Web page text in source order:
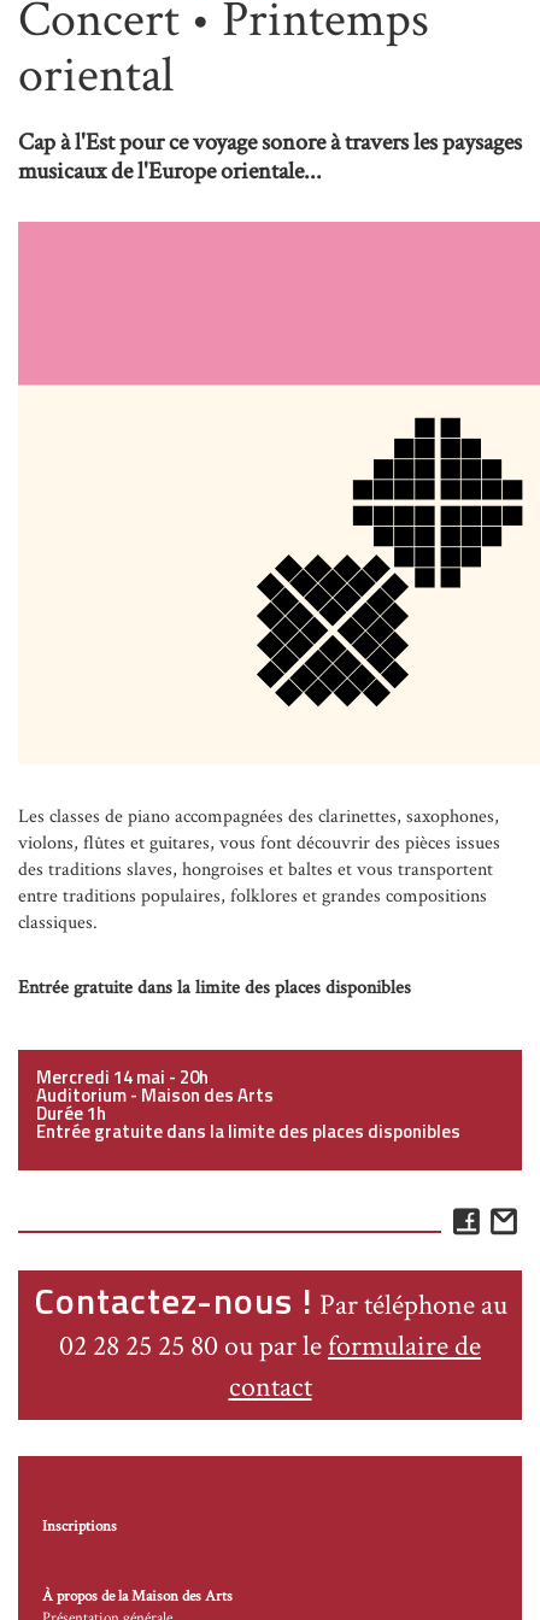
Concert • Printemps
oriental
Cap à l'Est pour ce voyage sonore à travers les paysages
musicaux de l'Europe orientale...
Les classes de piano accompagnées des clarinettes, saxophones,
violons, flûtes et guitares, vous font découvrir des pièces issues
des traditions slaves, hongroises et baltes et vous transportent
entre traditions populaires, folklores et grandes compositions
classiques.
Entrée gratuite dans la limite des places disponibles
Mercredi 14 mai - 20h
Auditorium - Maison des Arts
Durée 1h
Entrée gratuite dans la limite des places disponibles
Contactez-nous ! Par téléphone au
02 28 25 25 80 ou par leformulaire de
contact
Inscriptions
À propos de la Maison des Arts